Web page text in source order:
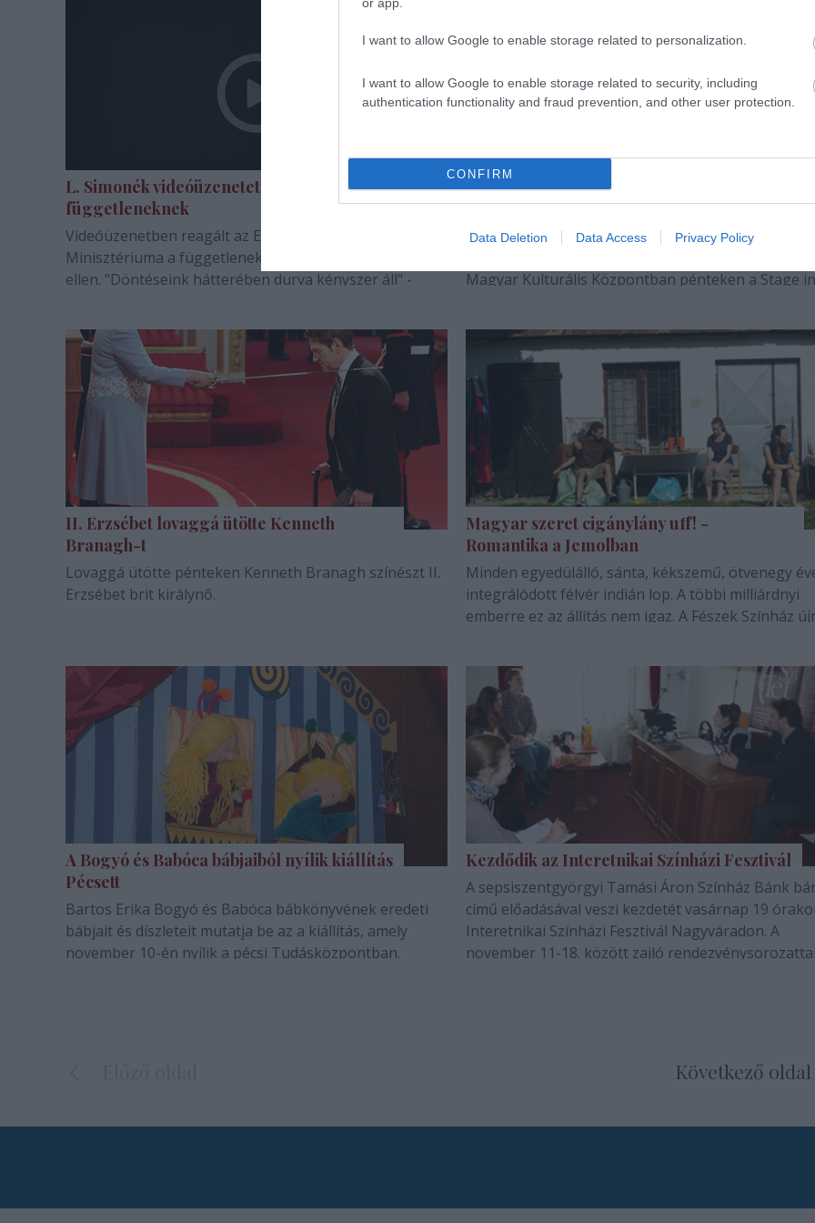
I want to allow Google to enable storage related to personalization.
I want to allow Google to enable storage related to security, including
authentication functionality and fraud prevention, and other user protection.
CONFIRM
Data Deletion Data Access Privacy Policy
L. Simonék videóüzenetet küldenek a
függetleneknek
Videóüzenetben reagált az Emberi Erőforrások
Minisztériuma a függetlenek tiltakozására a zárolás
ellen. "Döntéseink hátterében durva kényszer áll" -
Versszínházzal emlékeztek Radnótira
Londonban
Turek Miklós Radnótiról szóló versszínház-
Magyar Kulturális Központban pénteken a Stage in
II. Erzsébet lovaggá ütötte Kenneth
Branagh-t
Lovaggá ütötte pénteken Kenneth Branagh színészt II.
Erzsébet brit királynő.
Magyar szeret cigánylány uff! -
Romantika a Jemolban
Minden egyedülálló, sánta, kékszemű, ötvenegy éves,
integrálódott félvér indián lop. A többi milliárdnyi
emberre ez az állítás nem igaz. A Fészek Színház
összegzését. December 8-án új…
A Bogyó és Babóca bábjaiból nyílik kiállítás
Pécsett
Bartos Erika Bogyó és Babóca bábkönyvének eredeti
bábjait és díszleteit mutatja be az a kiállítás, amely
november 10-én nyílik a pécsi Tudásközpontban.
Kezdődik az Interetnikai Színházi Fesztivál
A sepsiszentgyörgyi Tamási Áron Színház Bánk
című előadásával veszi kezdetét vasárnap 19
Interetnikai Színházi Fesztivál Nagyváradon. A
november 11-18. között zajló
Következő oldal